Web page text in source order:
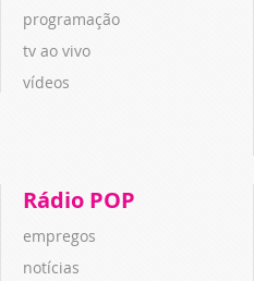
programação
tv ao vivo
vídeos
Rádio POP
empregos
notícias